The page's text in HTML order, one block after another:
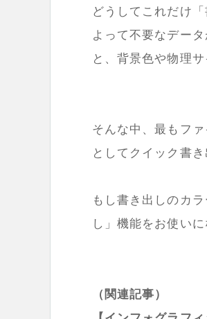
どうしてこれだけ
よって不要なデー
と、背景色や物理
そんな中、最もフ
としてクイック書
もし書き出しのカ
し」機能をお使い
（関連記事）